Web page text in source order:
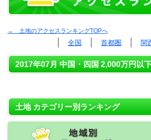
→ 土地のアクセスランキングTOPへ
全国 首都圏 関
2017年07月 中国・四国 2,000万円以
土地 カテゴリー別ランキング